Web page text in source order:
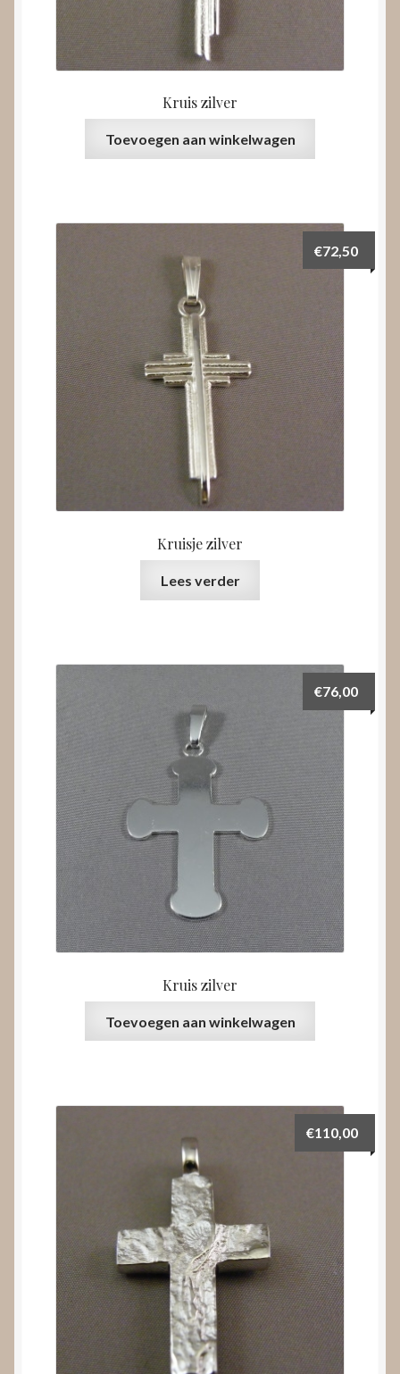
Kruis zilver
Toevoegen aan winkelwagen
Kruisje zilver
€72,50
Lees verder
Kruis zilver
€76,00
Toevoegen aan winkelwagen
€110,00